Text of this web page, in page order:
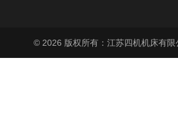
© 2026 版权所有：江苏四机机床有